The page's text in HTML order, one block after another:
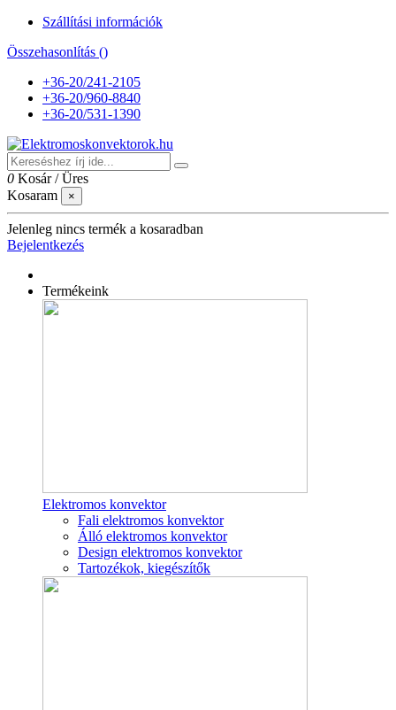
Szállítási információk
Összehasonlítás ()
+36-20/241-2105
+36-20/960-8840
+36-20/531-1390
0 Kosár /Üres
Kosaram
×
Jelenleg nincs termék a kosaradban
Bejelentkezés
Termékeink
Elektromos konvektor
Fali elektromos konvektor
Álló elektromos konvektor
Design elektromos konvektor
Tartozékok, kiegészítők